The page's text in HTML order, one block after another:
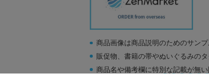
商品画像は商品説明のためのサンプ
販促物、書籍の帯やぬいぐるみの
商品名や備考欄に特別な記載が無